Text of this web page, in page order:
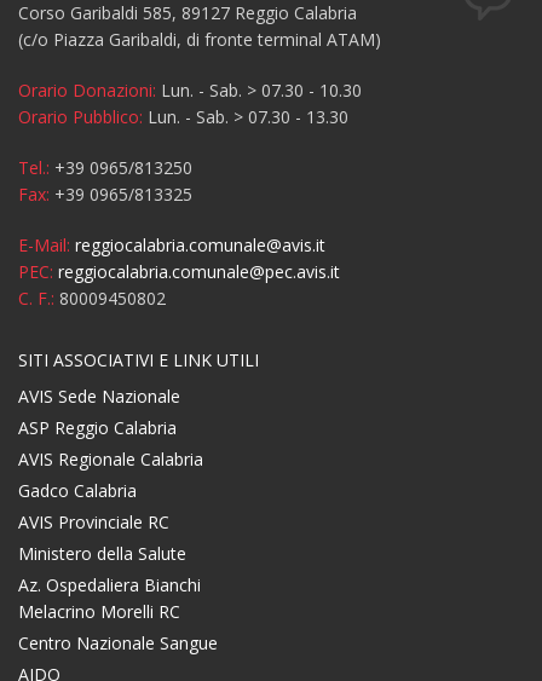
Corso Garibaldi 585, 89127 Reggio Calabria
(c/o Piazza Garibaldi, di fronte terminal ATAM)
Orario Donazioni: Lun. - Sab. > 07.30 - 10.30
Orario Pubblico: Lun. - Sab. > 07.30 - 13.30
Tel.: +39 0965/813250
Fax: +39 0965/813325
E-Mail: reggiocalabria.comunale@avis.it
PEC: reggiocalabria.comunale@pec.avis.it
C. F.: 80009450802
SITI ASSOCIATIVI E LINK UTILI
AVIS Sede Nazionale
ASP Reggio Calabria
AVIS Regionale Calabria
Gadco Calabria
AVIS Provinciale RC
Ministero della Salute
Az. Ospedaliera Bianchi
Melacrino Morelli RC
Centro Nazionale Sangue
AIDO